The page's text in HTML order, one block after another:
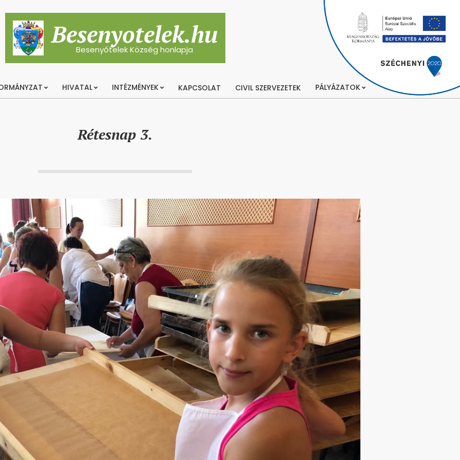
Besenyotelek.hu
Besenyőtelek Község honlapja
Primary
HIVATAL INTÉZMÉNYEK KAPCSOLAT CIVIL SZERVEZETEK PÁLYÁZATOK
Rétesnap 3.